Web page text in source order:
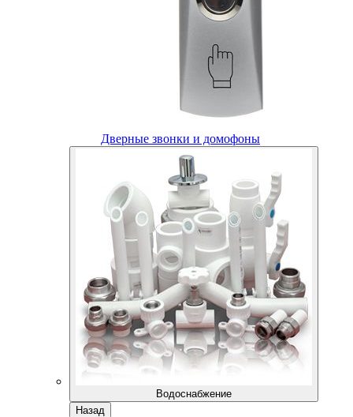
Дверные звонки и домофоны
Водоснабжение
Назад